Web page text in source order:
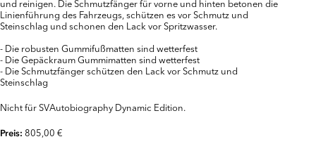
Linienführung des Fahrzeugs, schützen es vor Schmutz und
Steinschlag und schonen den Lack vor Spritzwasser.
- Die robusten Gummifußmatten sind wetterfest
- Die Gepäckraum Gummimatten sind wetterfest
- Die Schmutzfänger schützen den Lack vor Schmutz und
Steinschlag
Nicht für SVAutobiography Dynamic Edition.
Preis: 805,00 €